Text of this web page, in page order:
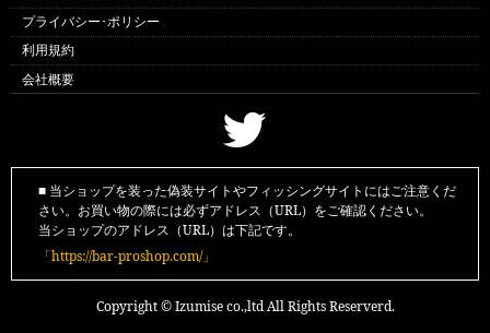
プライバシー･ポリシー
利用規約
会社概要
■ 当ショップを装った偽装サイトやフィッシングサイトにはご注意くだ
さい。お買い物の際には必ずアドレス（URL）をご確認ください。
当ショップのアドレス（URL）は下記です。
「https://bar-proshop.com/」
Copyright © Izumise co.,ltd All Rights Reserverd.